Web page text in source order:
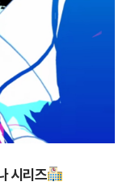
시리즈